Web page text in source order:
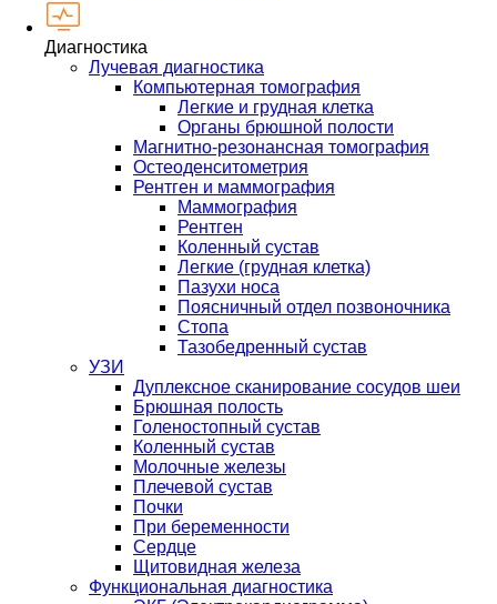
Диагностика
Лучевая диагностика
Компьютерная томография
Легкие и грудная клетка
Органы брюшной полости
Магнитно-резонансная томография
Остеоденситометрия
Рентген и маммография
Маммография
Рентген
Коленный сустав
Легкие (грудная клетка)
Пазухи носа
Поясничный отдел позвоночника
Стопа
Тазобедренный сустав
УЗИ
Дуплексное сканирование сосудов шеи
Брюшная полость
Голеностопный сустав
Коленный сустав
Молочные железы
Плечевой сустав
Почки
При беременности
Сердце
Щитовидная железа
Функциональная диагностика